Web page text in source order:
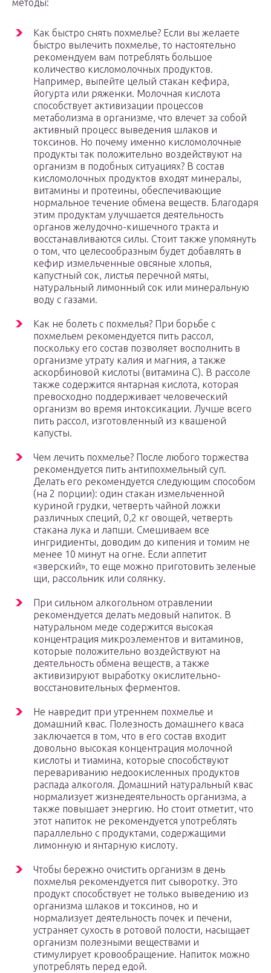
методы:
Как быстро снять похмелье? Если вы желаете
быстро вылечить похмелье, то настоятельно
рекомендуем вам потреблять большое
количество кисломолочных продуктов.
Например, выпейте целый стакан кефира,
йогурта или ряженки. Молочная кислота
способствует активизации процессов
метаболизма в организме, что влечет за собой
активный процесс выведения шлаков и
токсинов. Но почему именно кисломолочные
продукты так положительно воздействуют на
организм в подобных ситуациях? В состав
кисломолочных продуктов входят минералы,
витамины и протеины, обеспечивающие
нормальное течение обмена веществ. Благодаря
этим продуктам улучшается деятельность
органов желудочно-кишечного тракта и
восстанавливаются силы. Стоит также упомянуть
о том, что целесообразным будет добавлять в
кефир измельченные овсяные хлопья,
капустный сок, листья перечной мяты,
натуральный лимонный сок или минеральную
воду с газами.
Как не болеть с похмелья? При борьбе с
похмельем рекомендуется пить рассол,
поскольку его состав позволяет восполнить в
организме утрату калия и магния, а также
аскорбиновой кислоты (витамина С). В рассоле
также содержится янтарная кислота, которая
превосходно поддерживает человеческий
организм во время интоксикации. Лучше всего
пить рассол, изготовленный из квашеной
капусты.
Чем лечить похмелье? После любого торжества
рекомендуется пить антипохмельный суп.
Делать его рекомендуется следующим способом
(на 2 порции): один стакан измельченной
куриной грудки, четверть чайной ложки
различных специй, 0,2 кг овощей, четверть
стакана лука и лапши. Смешиваем все
ингридиенты, доводим до кипения и томим не
менее 10 минут на огне. Если аппетит
«зверский», то еще можно приготовить зеленые
щи, рассольник или солянку.
При сильном алкогольном отравлении
рекомендуется делать медовый напиток. В
натуральном меде содержится высокая
концентрация микроэлементов и витаминов,
которые положительно воздействуют на
деятельность обмена веществ, а также
активизируют выработку окислительно-
восстановительных ферментов.
Не навредит при утреннем похмелье и
домашний квас. Полезность домашнего кваса
заключается в том, что в его состав входит
довольно высокая концентрация молочной
кислоты и тиамина, которые способствуют
перевариванию недоокисленных продуктов
распада алкоголя. Домашний натуральный квас
нормализует жизнедеятельность организма, а
также повышает энергию. Но стоит отметит, что
этот напиток не рекомендуется употреблять
параллельно с продуктами, содержащими
лимонную и янтарную кислоту.
Чтобы бережно очистить организм в день
похмелья рекомендуется пит сыворотку. Это
продукт способствует не только выведению из
организма шлаков и токсинов, но и
нормализует деятельность почек и печени,
устраняет сухость в ротовой полости, насыщает
организм полезными веществами и
стимулирует кровообращение. Напиток можно
употреблять перед едой.